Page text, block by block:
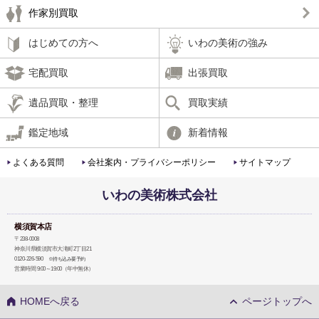
作家別買取
はじめての方へ いわの美術の強み
宅配買取 出張買取
遺品買取・整理 買取実績
鑑定地域 新着情報
よくある質問 会社案内・プライバシーポリシー サイトマップ
いわの美術株式会社
横須賀本店
〒238-0008
神奈川県横須賀市大滝町2丁目21
0120-226-590
※持ち込み要予約
営業時間 9:00～19:00（年中無休）
HOMEへ戻る ページトップへ